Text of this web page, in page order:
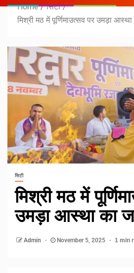
Home
सिटी
मिश्री मठ में पूर्णिमाउत्सव पर उमड़ा
सिटी
मिश्री मठ में
उमड़ा आस्था का
Admin November 5, 2025 1 min